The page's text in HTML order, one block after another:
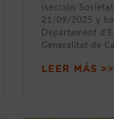
(sección
21/09/2025 y
Departament
Generalitat de
LEER MÁS >>